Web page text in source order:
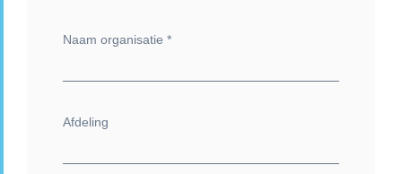
Naam organisatie *
Afdeling